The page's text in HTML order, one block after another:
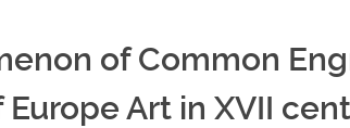
of Common
Art in XVII